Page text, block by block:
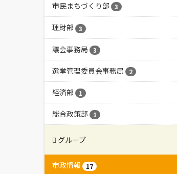
市民まちづくり部 3
理財部 3
議会事務局 3
選挙管理委員会事務局 2
経済部 1
総合政策部 1
グループ
市政情報 17